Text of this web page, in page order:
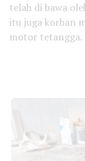
telah di bawa
itu juga korban
motor tetangga.